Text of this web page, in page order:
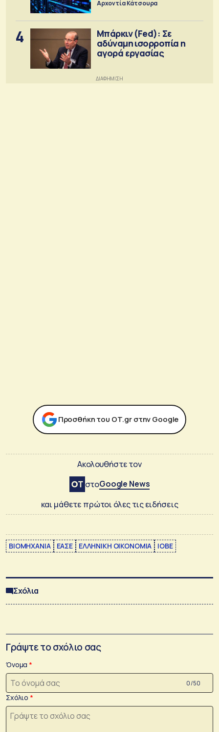
Αρχοντία Κάτσουρα
4
Μπάρκιν (Fed): Σε
αδύναμη ισορροπία η
αγορά εργασίας
Προσθήκη του ΟΤ.gr στην Google
Ακολουθήστε τον
στοGoogle News
και μάθετε πρώτοι όλες τις ειδήσεις
ΒΙΟΜΗΧΑΝΙΑ ΕΑΣΕ ΕΛΛΗΝΙΚΗ ΟΙΚΟΝΟΜΙΑ ΙΟΒΕ
Σχόλια
Γράψτε το σχόλιο σας
Όνομα
0 /50
Σχόλιο